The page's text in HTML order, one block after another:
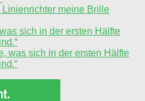
Linienrichter meine Brille
sich in der ersten Hälfte
was sich in der ersten Hälfte